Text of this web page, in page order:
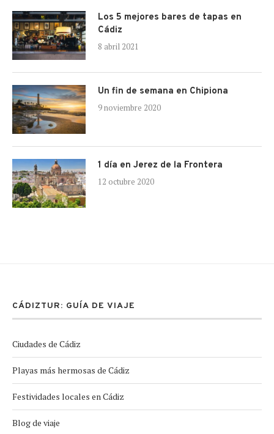
Los 5 mejores bares de tapas en
Cádiz
8 abril 2021
Un fin de semana en Chipiona
9 noviembre 2020
1 día en Jerez de la Frontera
12 octubre 2020
CÁDIZTUR: GUÍA DE VIAJE
Ciudades de Cádiz
Playas más hermosas de Cádiz
Festividades locales en Cádiz
Blog de viaje